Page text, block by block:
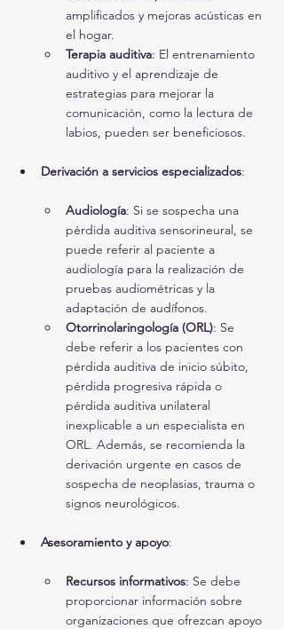
amplificados y mejoras acústicas en
el hogar.
Terapia auditiva: El entrenamiento
auditivo y el aprendizaje de
estrategias para mejorar la
comunicación, como la lectura de
labios, pueden ser beneficiosos.
Derivación a servicios especializados:
Audiología: Si se sospecha una
pérdida auditiva sensorineural, se
puede referir al paciente a
audiología para la realización de
pruebas audiométricas y la
adaptación de audífonos.
Otorrinolaringología (ORL): Se
debe referir a los pacientes con
pérdida auditiva de inicio súbito,
pérdida progresiva rápida o
pérdida auditiva unilateral
inexplicable a un especialista en
ORL. Además, se recomienda la
derivación urgente en casos de
sospecha de neoplasias, trauma o
signos neurológicos.
Asesoramiento y apoyo:
Recursos informativos: Se debe
proporcionar información sobre
organizaciones que ofrezcan apoyo